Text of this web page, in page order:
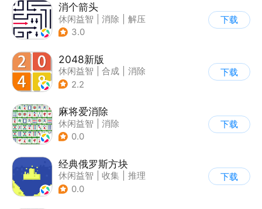
消个箭头
休闲益智 消除
解压
| 清新
3.0
下载
2048新版
休闲益智 合成
消除
| 2048
2.2
下载
麻将爱消除
休闲益智
消除
0.0
下载
经典俄罗斯方块
休闲益智 收集
推理
| 古风
0.0
下载